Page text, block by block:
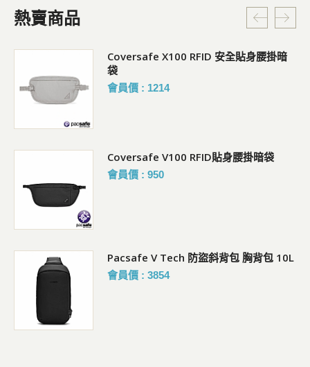
熱賣商品
Coversafe X100 RFID 安全貼身腰掛暗
袋
會員價 : 1214
Coversafe V100 RFID貼身腰掛暗袋
會員價 : 950
Pacsafe V Tech 防盜斜背包 胸背包 10L
會員價 : 3854